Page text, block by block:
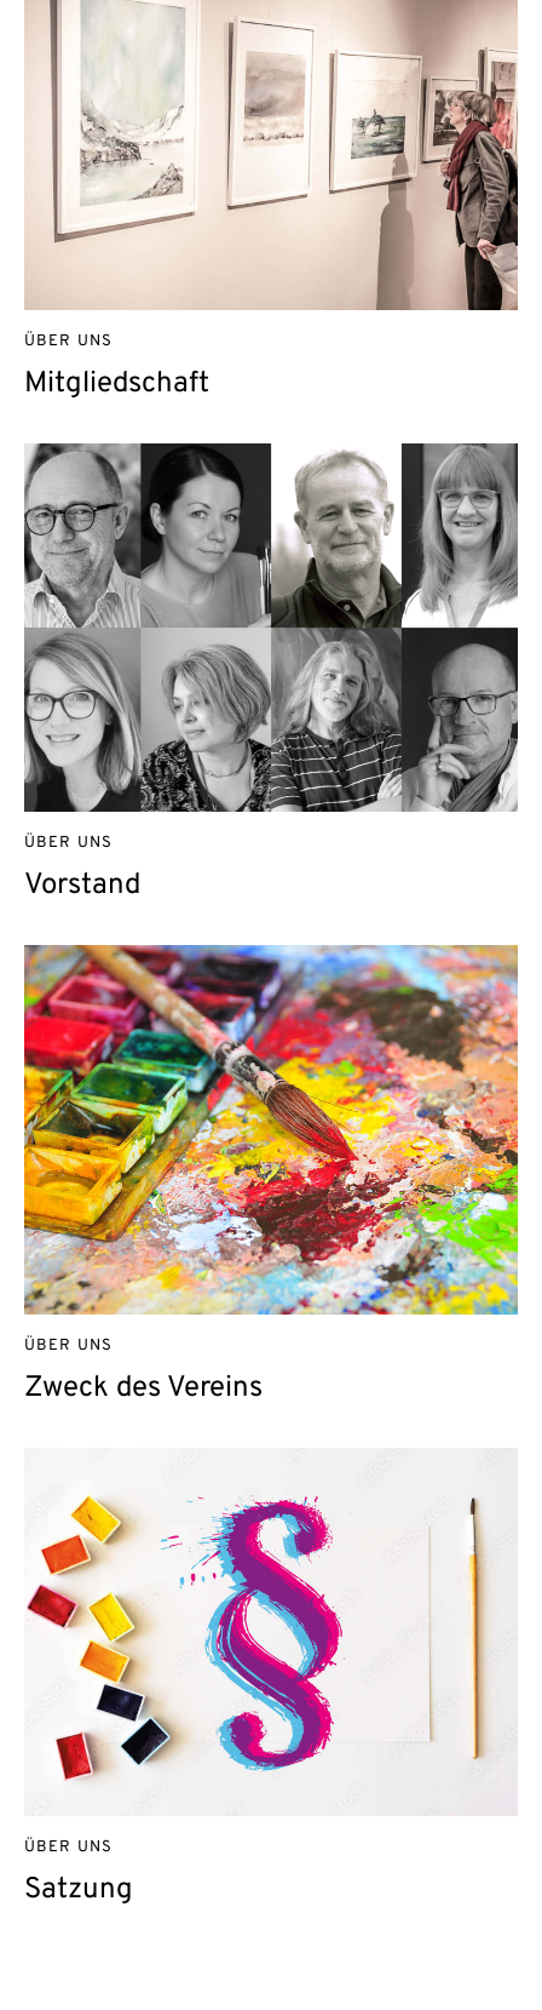
Mitgliedschaft
ÜBER UNS
Vorstand
ÜBER UNS
Zweck des Vereins
ÜBER UNS
Satzung
ÜBER UNS